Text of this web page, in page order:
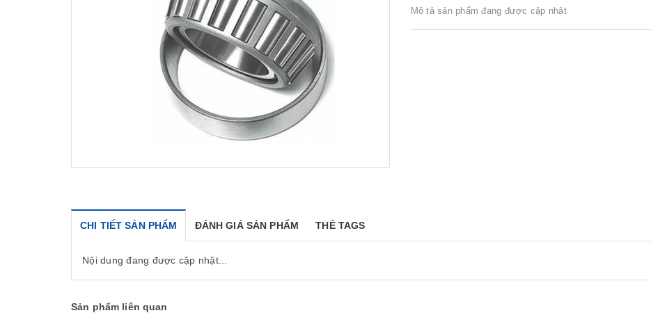
Mô tả sản phẩm đang được cập nhật
CHI TIẾT SẢN PHẨM ĐÁNH GIÁ SẢN PHẨM THẺ TAGS
Nội dung đang được cập nhật...
Sản phẩm liên quan